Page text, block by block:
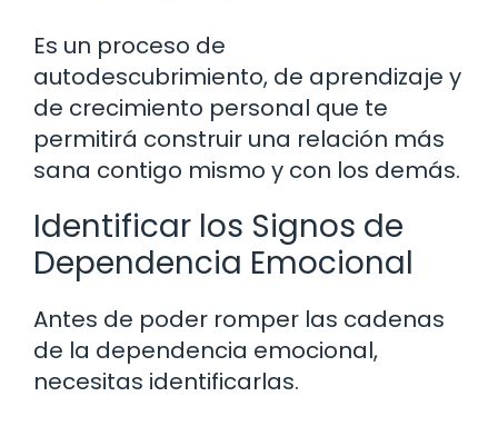
Es un proceso de
autodescubrimiento, de aprendizaje y
de crecimiento personal que te
permitirá construir una relación más
sana contigo mismo y con los demás.
Identificar los Signos de
Dependencia Emocional
Antes de poder romper las cadenas
de la dependencia emocional,
necesitas identificarlas.